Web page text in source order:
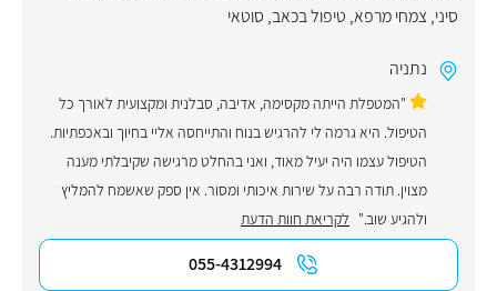
סיני, צמחי מרפא, טיפול בכאב, סוטאי
נתניה
"המטפלת הייתה מקסימה, אדיבה, סבלנית ומקצועית לאורך כל
הטיפול. היא גרמה לי להרגיש בנוח והתייחסה אליי בחיוך ובאכפתיות.
הטיפול עצמו היה יעיל מאוד, ואני בהחלט מרגישה שקיבלתי מענה
מצוין. תודה רבה על שירות איכותי ומסור. אין ספק שאשמח להמליץ
ולהגיע שוב." לקריאת חוות הדעת
055-4312994